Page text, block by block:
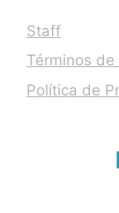
Staff
Términos de
Política de